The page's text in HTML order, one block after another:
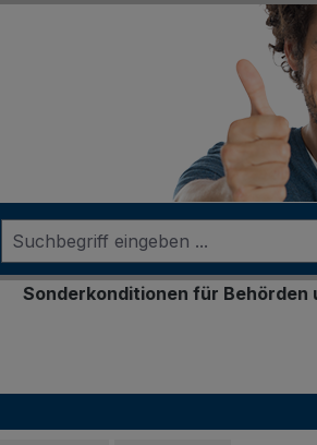
für Behörden und Kommunen.